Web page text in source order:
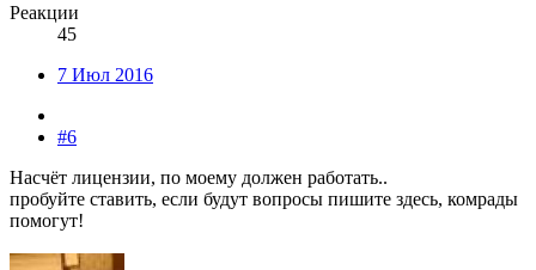
Реакции
45
7 Июл 2016
#6
Насчёт лицензии, по моему должен работать..
пробуйте ставить, если будут вопросы пишите здесь, комрады
помогут!